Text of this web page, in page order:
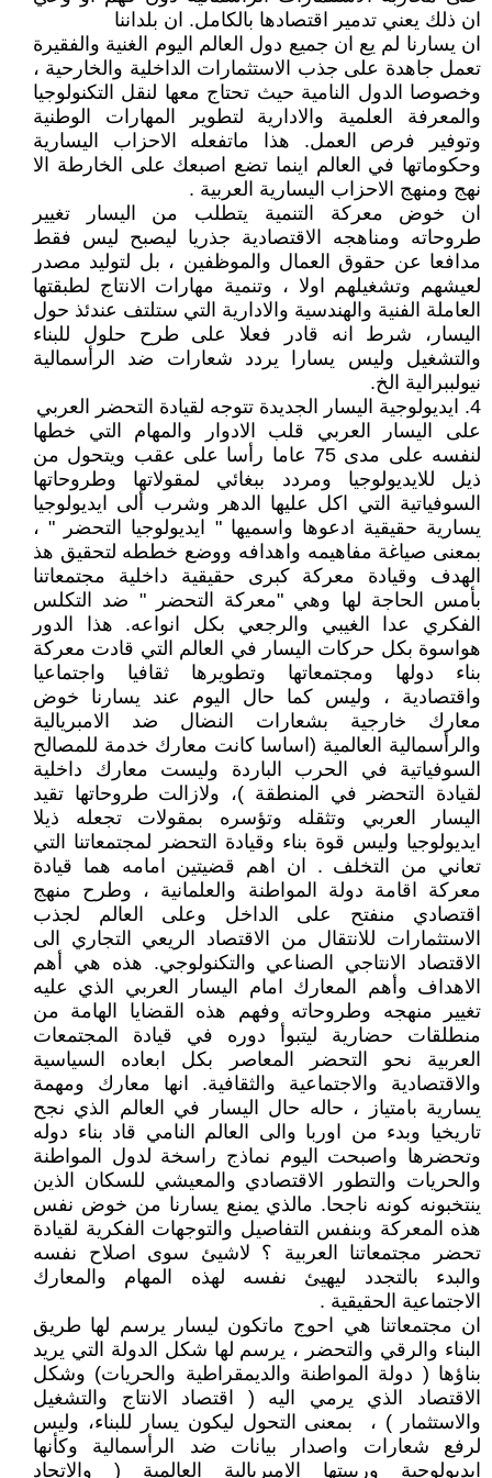
ان ذلك يعني تدمير اقتصادها بالكامل. ان بلداننا
ان يسارنا لم يع ان جميع دول العالم اليوم الغنية والفقيرة
تعمل جاهدة على جذب الاستثمارات الداخلية والخارحية ،
وخصوصا الدول النامية حيث تحتاج معها لنقل التكنولوجيا
والمعرفة العلمية والادارية لتطوير المهارات الوطنية
وتوفير فرص العمل. هذا ماتفعله الاحزاب اليسارية
وحكوماتها في العالم اينما تضع اصبعك على الخارطة الا
نهج ومنهج الاحزاب اليسارية العربية .
ان خوض معركة التنمية يتطلب من اليسار تغيير
طروحاته ومناهجه الاقتصادية جذريا ليصبح ليس فقط
مدافعا عن حقوق العمال والموظفين ، بل لتوليد مصدر
لعيشهم وتشغيلهم اولا ، وتنمية مهارات الانتاج لطبقتها
العاملة الفنية والهندسية والادارية التي ستلتف عندئذ حول
اليسار، شرط انه قادر فعلا على طرح حلول للبناء
والتشغيل وليس يسارا يردد شعارات ضد الرأسمالية
نيولببرالية الخ.
4. ايديولوجية اليسار الجديدة تتوجه لقيادة التحضر العربي
على اليسار العربي قلب الادوار والمهام التي خطها
لنفسه على مدى 75 عاما رأسا على عقب ويتحول من
ذيل للايديولوجيا ومردد ببغائي لمقولاتها وطروحاتها
السوفياتية التي اكل عليها الدهر وشرب ألى ايديولوجيا
يسارية حقيقية ادعوها واسميها " ايديولوجيا التحضر " ،
بمعنى صياغة مفاهيمه واهدافه ووضع خططه لتحقيق هذ
الهدف وقيادة معركة كبرى حقيقية داخلية مجتمعاتنا
بأمس الحاجة لها وهي "معركة التحضر " ضد التكلس
الفكري عدا الغيبي والرجعي بكل انواعه. هذا الدور
هواسوة بكل حركات اليسار في العالم التي قادت معركة
بناء دولها ومجتمعاتها وتطويرها ثقافيا واجتماعيا
واقتصادية ، وليس كما حال اليوم عند يسارنا خوض
معارك خارجية بشعارات النضال ضد الامبريالية
والرأسمالية العالمية (اساسا كانت معارك خدمة للمصالح
السوفياتية في الحرب الباردة وليست معارك داخلية
لقيادة التحضر في المنطقة )، ولازالت طروحاتها تقيد
اليسار العربي وتثقله وتؤسره بمقولات تجعله ذيلا
ايديولوجيا وليس قوة بناء وقيادة التحضر لمجتمعاتنا التي
تعاني من التخلف . ان اهم قضيتين امامه هما قيادة
معركة اقامة دولة المواطنة والعلمانية ، وطرح منهج
اقتصادي منفتح على الداخل وعلى العالم لجذب
الاستثمارات للانتقال من الاقتصاد الريعي التجاري الى
الاقتصاد الانتاجي الصناعي والتكنولوجي. هذه هي أهم
الاهداف وأهم المعارك امام اليسار العربي الذي عليه
تغيير منهجه وطروحاته وفهم هذه القضايا الهامة من
منطلقات حضارية ليتبوأ دوره في قيادة المجتمعات
العربية نحو التحضر المعاصر بكل ابعاده السياسية
والاقتصادية والاجتماعية والثقافية. انها معارك ومهمة
يسارية بامتياز ، حاله حال اليسار في العالم الذي نجح
تاريخيا وبدء من اوربا والى العالم النامي قاد بناء دوله
وتحضرها واصبحت اليوم نماذج راسخة لدول المواطنة
والحريات والتطور الاقتصادي والمعيشي للسكان الذين
ينتخبونه كونه ناجحا. مالذي يمنع يسارنا من خوض نفس
هذه المعركة وبنفس التفاصيل والتوجهات الفكرية لقيادة
تحضر مجتمعاتنا العربية ؟ لاشيئ سوى اصلاح نفسه
والبدء بالتجدد ليهيئ نفسه لهذه المهام والمعارك
الاجتماعية الحقيقية .
ان مجتمعاتنا هي احوج ماتكون ليسار يرسم لها طريق
البناء والرقي والتحضر ، يرسم لها شكل الدولة التي يريد
بناؤها ( دولة المواطنة والديمقراطية والحريات) وشكل
الاقتصاد الذي يرمي اليه ( اقتصاد الانتاج والتشغيل
والاستثمار ) ، ‏ بمعنى التحول ليكون يسار للبناء، وليس
لرفع شعارات واصدار بيانات ضد الرأسمالية وكأنها
ايديولوجية وربيبتها الامبريالية العالمية ( والاتحاد